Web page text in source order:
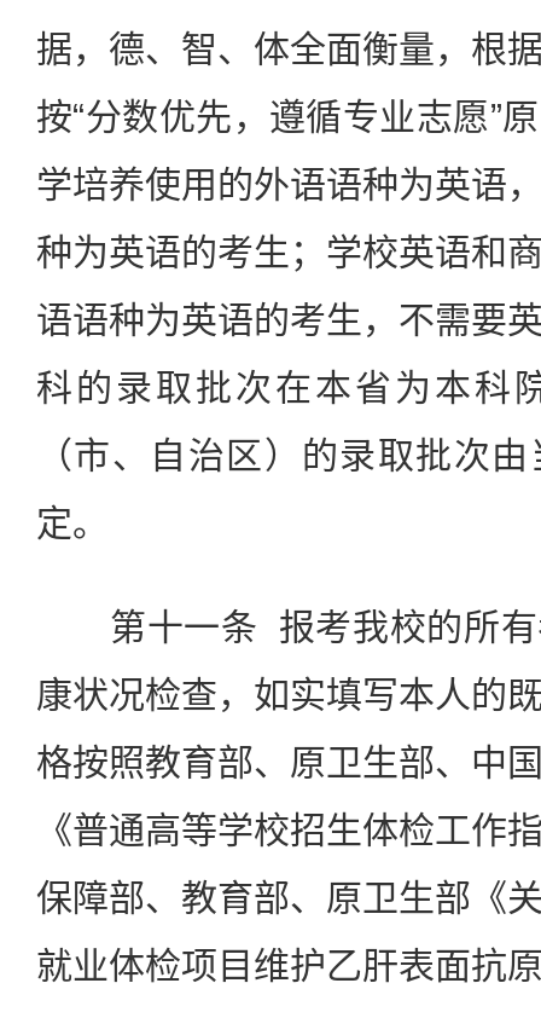
据，德、智、体全面衡量，根
按“分数优先，遵循专业志愿”
学培养使用的外语语种为英语
种为英语的考生；学校英语和
语语种为英语的考生，不需要
科的录取批次在本省为本科
（市、自治区）的录取批次
定。
第十一条 报考我校的所有
康状况检查，如实填写本人的
格按照教育部、原卫生部、中
《普通高等学校招生体检工作
保障部、教育部、原卫生部《
就业体检项目维护乙肝表面抗